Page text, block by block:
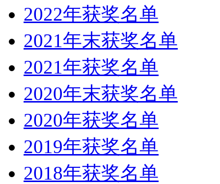
2022年获奖名单
2021年末获奖名单
2021年获奖名单
2020年末获奖名单
2020年获奖名单
2019年获奖名单
2018年获奖名单